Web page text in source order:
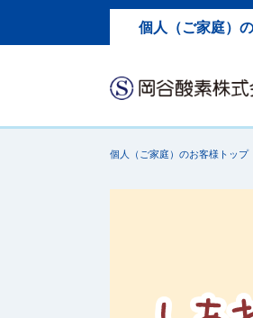
個人（ご家庭）
個人（ご家庭）のお客様トップ